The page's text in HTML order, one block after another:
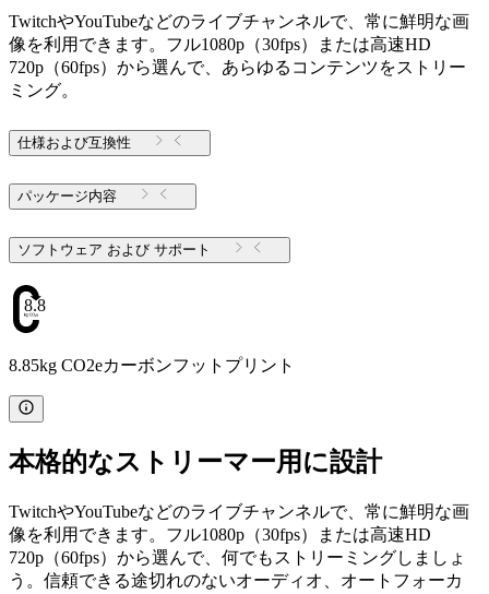
TwitchやYouTubeなどのライブチャンネルで、常に鮮明な画
像を利用できます。フル1080p（30fps）または高速HD
720p（60fps）から選んで、あらゆるコンテンツをストリー
ミング。
仕様および互換性
パッケージ内容
ソフトウェア および サポート
8.85
8.85kg CO2eカーボンフットプリント
本格的なストリーマー用に設計
TwitchやYouTubeなどのライブチャンネルで、常に鮮明な画
像を利用できます。フル1080p（30fps）または高速HD
720p（60fps）から選んで、何でもストリーミングしましょ
う。信頼できる途切れのないオーディオ、オートフォーカ